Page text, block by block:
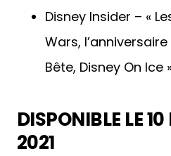
Disney Insider – «
Wars,
Bête, Disney On Ice
DISPONIBLE LE
2021